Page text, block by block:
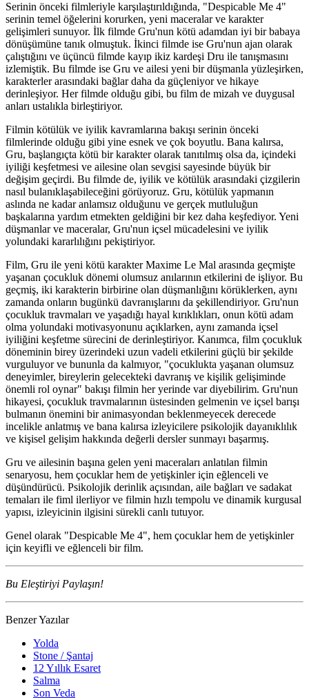
Serinin önceki filmleriyle karşılaştırıldığında, "Despicable Me 4"
serinin temel öğelerini korurken, yeni maceralar ve karakter
gelişimleri sunuyor. İlk filmde Gru'nun kötü adamdan iyi bir babaya
dönüşümüne tanık olmuştuk. İkinci filmde ise Gru'nun ajan olarak
çalıştığını ve üçüncü filmde kayıp ikiz kardeşi Dru ile tanışmasını
izlemiştik. Bu filmde ise Gru ve ailesi yeni bir düşmanla yüzleşirken,
karakterler arasındaki bağlar daha da güçleniyor ve hikaye
derinleşiyor. Her filmde olduğu gibi, bu film de mizah ve duygusal
anları ustalıkla birleştiriyor.
Filmin kötülük ve iyilik kavramlarına bakışı serinin önceki
filmlerinde olduğu gibi yine esnek ve çok boyutlu. Bana kalırsa,
Gru, başlangıçta kötü bir karakter olarak tanıtılmış olsa da, içindeki
iyiliği keşfetmesi ve ailesine olan sevgisi sayesinde büyük bir
değişim geçirdi. Bu filmde de, iyilik ve kötülük arasındaki çizgilerin
nasıl bulanıklaşabileceğini görüyoruz. Gru, kötülük yapmanın
aslında ne kadar anlamsız olduğunu ve gerçek mutluluğun
başkalarına yardım etmekten geldiğini bir kez daha keşfediyor. Yeni
düşmanlar ve maceralar, Gru'nun içsel mücadelesini ve iyilik
yolundaki kararlılığını pekiştiriyor.
Film, Gru ile yeni kötü karakter Maxime Le Mal arasında geçmişte
yaşanan çocukluk dönemi olumsuz anılarının etkilerini de işliyor. Bu
geçmiş, iki karakterin birbirine olan düşmanlığını körüklerken, aynı
zamanda onların bugünkü davranışlarını da şekillendiriyor. Gru'nun
çocukluk travmaları ve yaşadığı hayal kırıklıkları, onun kötü adam
olma yolundaki motivasyonunu açıklarken, aynı zamanda içsel
iyiliğini keşfetme sürecini de derinleştiriyor. Kanımca, film çocukluk
döneminin birey üzerindeki uzun vadeli etkilerini güçlü bir şekilde
vurguluyor ve bununla da kalmıyor, "çocuklukta yaşanan olumsuz
deneyimler, bireylerin gelecekteki davranış ve kişilik gelişiminde
önemli rol oynar" bakışı filmin her yerinde var diyebilirim. Gru'nun
hikayesi, çocukluk travmalarının üstesinden gelmenin ve içsel barışı
bulmanın önemini bir animasyondan beklenmeyecek derecede
incelikle anlatmış ve bana kalırsa izleyicilere psikolojik dayanıklılık
ve kişisel gelişim hakkında değerli dersler sunmayı başarmış.
Gru ve ailesinin başına gelen yeni maceraları anlatılan filmin
senaryosu, hem çocuklar hem de yetişkinler için eğlenceli ve
düşündürücü. Psikolojik derinlik açısından, aile bağları ve sadakat
temaları ile fiml ilerliyor ve filmin hızlı tempolu ve dinamik kurgusal
yapısı, izleyicinin ilgisini sürekli canlı tutuyor.
Genel olarak "Despicable Me 4", hem çocuklar hem de yetişkinler
için keyifli ve eğlenceli bir film.
Bu Eleştiriyi Paylaşın!
Benzer Yazılar
Yolda
Stone / Şantaj
12 Yıllık Esaret
Salma
Son Veda